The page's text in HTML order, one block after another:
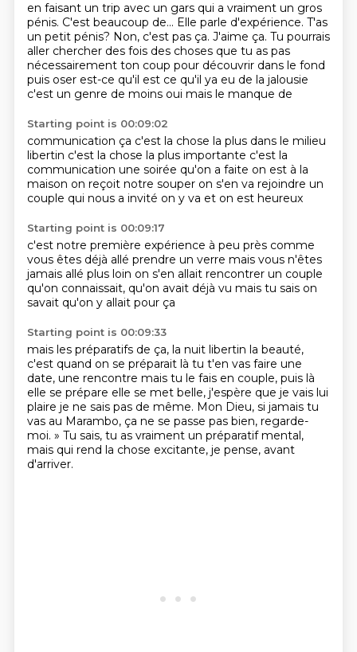
en faisant un trip avec un gars qui a vraiment un gros
pénis. C'est beaucoup de... Elle parle d'expérience. T'as
un petit pénis? Non, c'est pas ça. J'aime ça. Tu pourrais
aller chercher des fois des choses que tu as pas
nécessairement ton coup pour découvrir dans le fond
puis oser est-ce qu'il est ce qu'il ya eu de la jalousie
c'est un genre de moins oui mais le manque de
Starting point is 00:09:02
communication ça c'est la chose la plus dans le milieu
libertin c'est la chose la plus importante c'est la
communication une soirée qu'on a faite on est à la
maison on reçoit notre souper on s'en va rejoindre un
couple qui nous a invité on y va et on est heureux
Starting point is 00:09:17
c'est notre première expérience à peu près comme
vous êtes déjà allé prendre un verre mais vous n'êtes
jamais allé plus loin on s'en allait rencontrer un couple
qu'on connaissait, qu'on avait déjà vu mais tu sais on
savait qu'on y allait pour ça
Starting point is 00:09:33
mais les préparatifs de ça, la nuit libertin la beauté,
c'est quand on se préparait là tu t'en vas faire une
date, une rencontre mais tu le fais en couple, puis là
elle se prépare elle se met belle, j'espère que je vais lui
plaire je ne sais pas de même. Mon Dieu, si jamais tu
vas au Marambo, ça ne se passe pas bien, regarde-
moi. » Tu sais, tu as vraiment un préparatif mental,
mais qui rend la chose excitante, je pense, avant
d'arriver.